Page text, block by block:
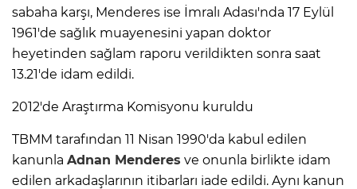
sabaha karşı, Menderes ise İmralı Adası'nda 17 Eylül
1961'de sağlık muayenesini yapan doktor
heyetinden sağlam raporu verildikten sonra saat
13.21'de idam edildi.
2012'de Araştırma Komisyonu kuruldu
TBMM tarafından 11 Nisan 1990'da kabul edilen
kanunla Adnan Menderes ve onunla birlikte idam
edilen arkadaşlarının itibarları iade edildi. Aynı kanun